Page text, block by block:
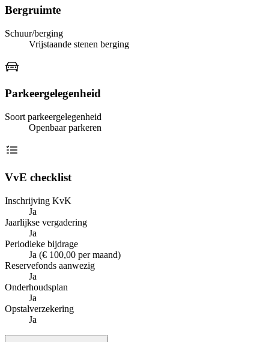
Bergruimte
Schuur/berging
Vrijstaande stenen berging
Parkeergelegenheid
Soort parkeergelegenheid
Openbaar parkeren
VvE checklist
Inschrijving KvK
Ja
Jaarlijkse vergadering
Ja
Periodieke bijdrage
Ja (€ 100,00 per maand)
Reservefonds aanwezig
Ja
Onderhoudsplan
Ja
Opstalverzekering
Ja